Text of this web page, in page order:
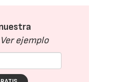
Ver ejemplo